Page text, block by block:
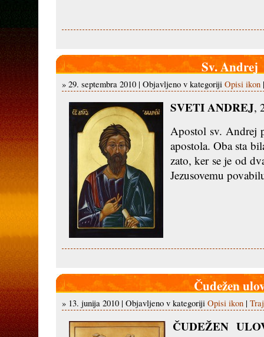
Sv. Andrej
» 29. septembra 2010 | Objavljeno v kategoriji Opisi ikon
SVETI ANDREJ,
Apostol sv. Andrej
apostola. Oba sta
zato, ker se je od
Jezusovemu
Čudežen
» 13. junija 2010 | Objavljeno v kategoriji Opisi ikon|
ČUDEŽEN